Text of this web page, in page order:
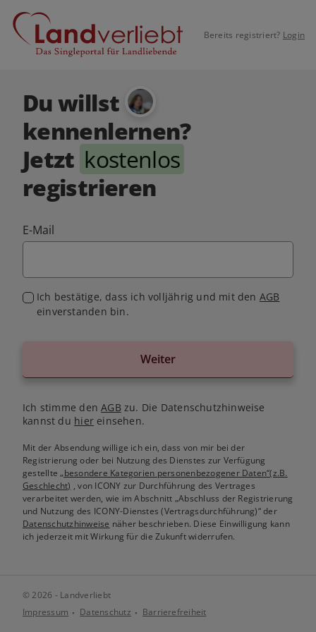
Bereits registriert? Login
Du willst
kennenlernen?
Jetzt kostenlos
registrieren
E-Mail
Ich bestätige, dass ich volljährig und mit den AGB
einverstanden bin.
Weiter
Ich stimme denAGB zu. Die Datenschutzhinweise
kannst du hiereinsehen.
Mit der Absendung willige ich ein, dass von mir bei der
Registrierung oder bei Nutzung des Dienstes zur Verfügung
gestellte„besondere Kategorien personenbezogener Daten“(z.B.
Geschlecht) , von ICONY zur Durchführung des Vertrages
verarbeitet werden, wie im Abschnitt „Abschluss der Registrierung
und Nutzung des ICONY-Dienstes (Vertragsdurchführung)“ der
Datenschutzhinweise näher beschrieben. Diese Einwilligung kann
ich jederzeit mit Wirkung für die Zukunft widerrufen.
© 2026 - Landverliebt
Impressum
Datenschutz Barrierefreiheit